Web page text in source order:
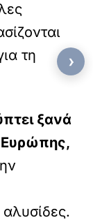
τη
ξανά
Ευρώπης,
αλυσίδες.
›